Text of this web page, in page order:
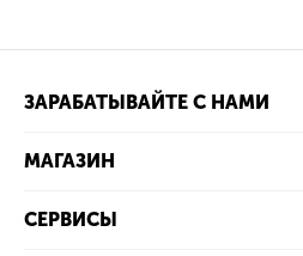
ЗАРАБАТЫВАЙТЕ С НАМИ
МАГАЗИН
СЕРВИСЫ